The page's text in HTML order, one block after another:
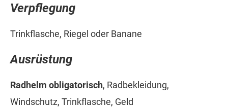
Verpflegung
Trinkflasche, Riegel oder Banane
Ausrüstung
Radhelm obligatorisch, Radbekleidung,
Windschutz, Trinkflasche, Geld